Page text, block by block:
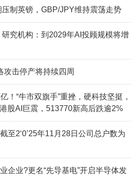
制英镑，GBP/JPY维持震荡走势
究机构：到2029年AI投顾规模将增
攻击停产将持续四周
！“牛市双旗手”重挫，硬科技坚挺，
股AI巨震，513770新高后跌逾2%
至2‘0’25年11月28日公司总户数为
企业?更名“先导基电”开启半导体发